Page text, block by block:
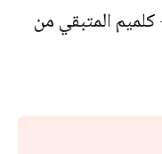
كلميم المتبقي من